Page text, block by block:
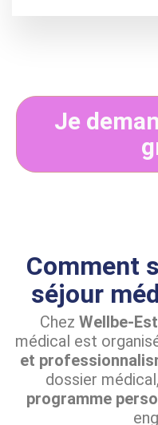
Je
Comment
séjour
Chez Wellbe-
médical est
et
dossier
programme